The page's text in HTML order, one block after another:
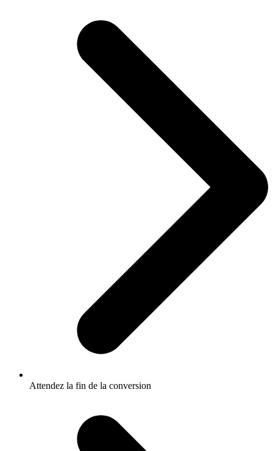
Attendez la fin de la conversion